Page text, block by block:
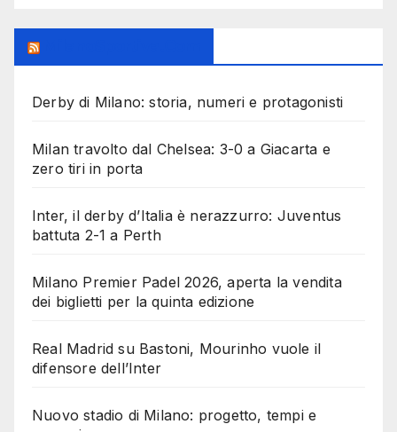
Derby di Milano: storia, numeri e protagonisti
Milan travolto dal Chelsea: 3-0 a Giacarta e
zero tiri in porta
Inter, il derby d’Italia è nerazzurro: Juventus
battuta 2-1 a Perth
Milano Premier Padel 2026, aperta la vendita
dei biglietti per la quinta edizione
Real Madrid su Bastoni, Mourinho vuole il
difensore dell’Inter
Nuovo stadio di Milano: progetto, tempi e